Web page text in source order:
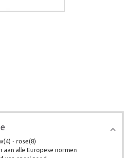
- rose(8)
alle Europese normen